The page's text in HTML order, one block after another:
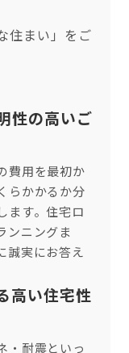
住まい」をご
性の高いご
費用を最初か
らかかるか分
ます。住宅ロ
ンニングま
誠実にお答え
高い住宅性
・耐震といっ